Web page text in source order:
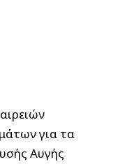
για τα
Αυγής